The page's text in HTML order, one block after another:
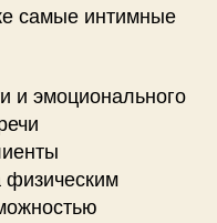
самые интимные
и эмоционального
физическим